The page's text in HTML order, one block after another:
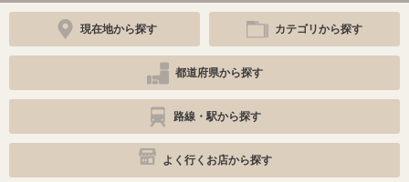
現在地から探す カテゴリから探す
都道府県から探す
路線・駅から探す
よく行くお店から探す